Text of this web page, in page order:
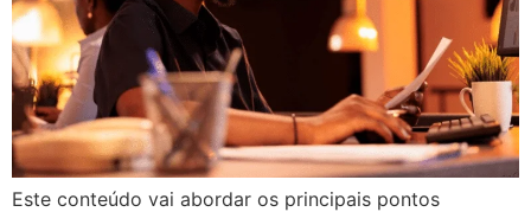
Este conteúdo vai abordar os principais pontos